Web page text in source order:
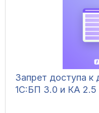
Запрет доступа к
1C:БП 3.0 и КА 2.5